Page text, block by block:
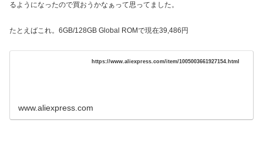
るようになったので買おうかなぁって思ってました。
たとえばこれ。6GB/128GB Global ROMで現在39,486円
https://www.aliexpress.com/item/1005003661927154.html
www.aliexpress.com